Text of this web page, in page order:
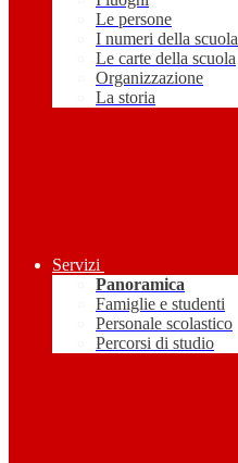
Le persone
I numeri della scuola
Le carte della scuola
Organizzazione
La storia
Servizi
Panoramica
Famiglie e studenti
Personale scolastico
Percorsi di studio